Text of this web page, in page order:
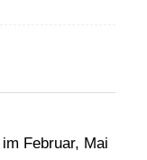
Februar, Mai